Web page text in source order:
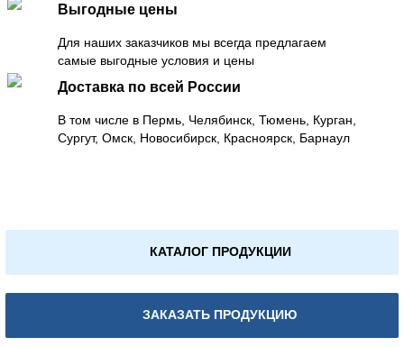
Выгодные цены
Для наших заказчиков мы всегда предлагаем
самые выгодные условия и цены
Доставка по всей России
В том числе в Пермь, Челябинск, Тюмень, Курган,
Сургут, Омск, Новосибирск, Красноярск, Барнаул
КАТАЛОГ ПРОДУКЦИИ
ЗАКАЗАТЬ ПРОДУКЦИЮ